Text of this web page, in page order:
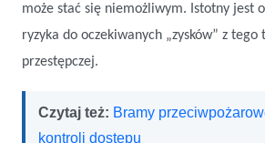
może stać się niemożliwym. Istotny jest
ryzyka do oczekiwanych „zysków” z tego
przestępczej.
Czytaj też: Bramy
kontroli dostępu